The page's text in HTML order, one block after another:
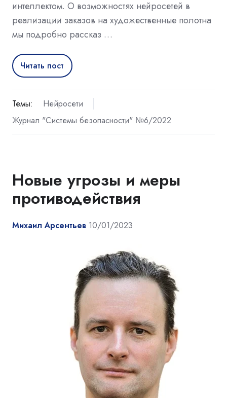
интеллектом. О возможностях нейросетей в
реализации заказов на художественные полотна
мы подробно рассказ …
Читать пост
Темы:
Нейросети
Журнал "Системы безопасности" №6/2022
Новые угрозы и меры
противодействия
Михаил Арсентьев 10/01/2023